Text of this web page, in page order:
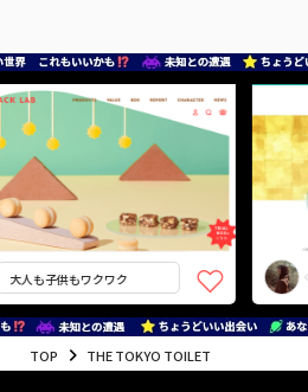
人も子供もワクワク
TOP THE TOKYO TOILET